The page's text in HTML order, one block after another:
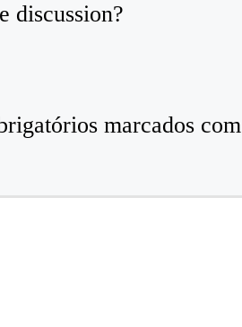
discussion?
marcados com